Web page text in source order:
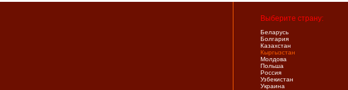
Выберите страну:
Беларусь
Болгария
Казахстан
Кыргызстан
Молдова
Польша
Россия
Узбекистан
Украина